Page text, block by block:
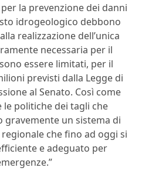
la prevenzione dei danni
idrogeologico debbono
realizzazione dell’unica
necessaria per il
essere limitati, per il
previsti dalla Legge di
al Senato. Così come
le politiche dei tagli che
gravemente un sistema di
che fino ad oggi si
e adeguato per